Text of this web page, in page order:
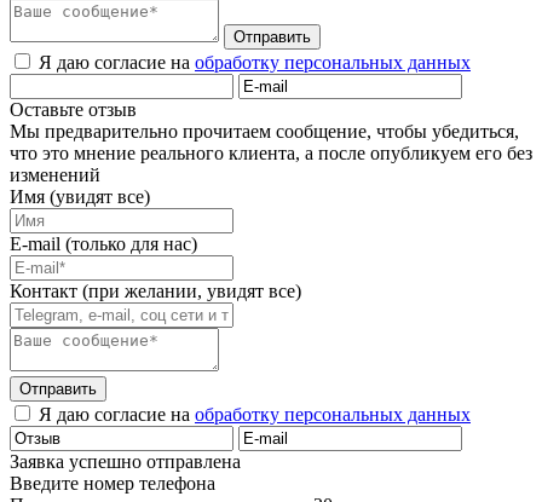
Отправить
Я даю согласие на обработку персональных данных
Оставьте отзыв
Мы предварительно прочитаем сообщение, чтобы убедиться,
что это мнение реального клиента, а после опубликуем его без
изменений
Имя (увидят все)
E-mail (только для нас)
Контакт (при желании, увидят все)
Отправить
Я даю согласие на обработку персональных данных
Заявка успешно отправлена
Введите номер телефона